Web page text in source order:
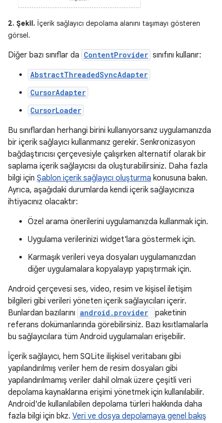
2. Şekil. İçerik sağlayıcı depolama alanını taşımayı gösteren
görsel.
Diğer bazı sınıflar da ContentProvider sınıfını kullanır:
AbstractThreadedSyncAdapter
CursorAdapter
CursorLoader
Bu sınıflardan herhangi birini kullanıyorsanız uygulamanızda
bir içerik sağlayıcı kullanmanız gerekir. Senkronizasyon
bağdaştırıcısı çerçevesiyle çalışırken alternatif olarak bir
saplama içerik sağlayıcısı da oluşturabilirsiniz. Daha fazla
bilgi için Şablon içerik sağlayıcı oluşturma konusuna bakın.
Ayrıca, aşağıdaki durumlarda kendi içerik sağlayıcınıza
ihtiyacınız olacaktır:
Özel arama önerilerini uygulamanızda kullanmak için.
Uygulama verilerinizi widget'lara göstermek için.
Karmaşık verileri veya dosyaları uygulamanızdan
diğer uygulamalara kopyalayıp yapıştırmak için.
Android çerçevesi ses, video, resim ve kişisel iletişim
bilgileri gibi verileri yöneten içerik sağlayıcıları içerir.
Bunlardan bazılarını android.provider
paketinin
referans dokümanlarında görebilirsiniz. Bazı kısıtlamalarla
bu sağlayıcılara tüm Android uygulamaları erişebilir.
İçerik sağlayıcı, hem SQLite ilişkisel veritabanı gibi
yapılandırılmış veriler hem de resim dosyaları gibi
yapılandırılmamış veriler dahil olmak üzere çeşitli veri
depolama kaynaklarına erişimi yönetmek için kullanılabilir.
Android'de kullanılabilen depolama türleri hakkında daha
fazla bilgi için bkz. Veri ve dosya depolamaya genel bakış